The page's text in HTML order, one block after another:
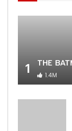
1 THE
1.4M